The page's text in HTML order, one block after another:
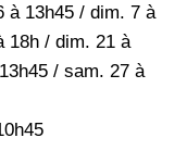
à 13h45 / dim. 7 à
18h / dim. 21 à
/ sam. 27 à